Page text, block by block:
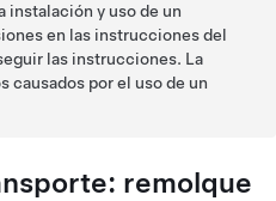
instalación y uso de un
en las instrucciones del
las instrucciones. La
causados por el uso de un
remolque